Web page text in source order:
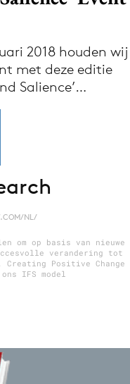
de Adformatie
2018 houden wij
met deze editie
Salience’…
NL/
om op basis van nieuwe
verandering tot
Positive Change
IFS model